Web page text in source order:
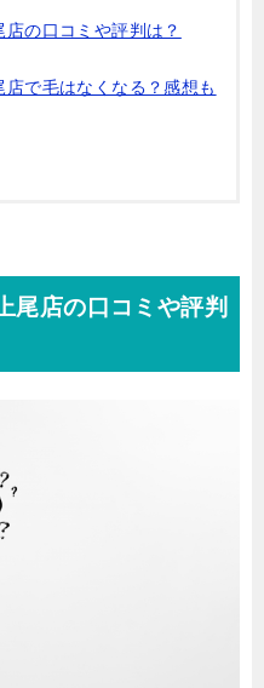
の口コミや評判は？
で毛はなくなる？感想も
尾店の口コミや評判